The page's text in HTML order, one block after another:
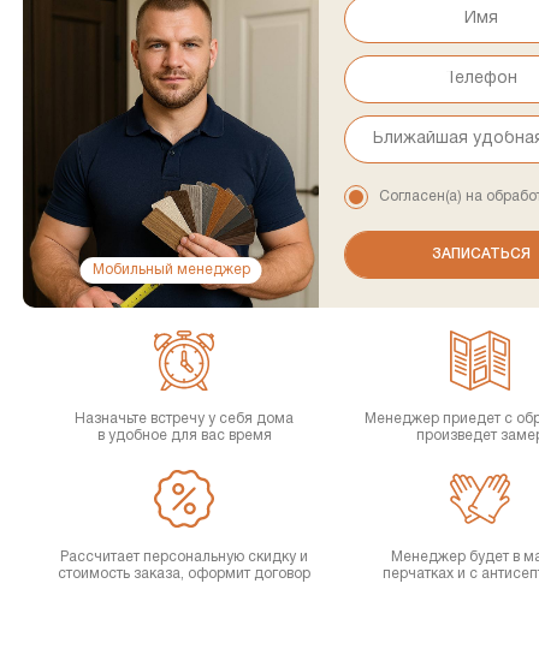
Мобильный менеджер
Согласен(а) на
Назначьте встречу у себя дома
в удобное для вас время
Менеджер приедет с
произведет
Рассчитает персональную скидку и
стоимость заказа, оформит договор
Менеджер будет в
перчатках и с